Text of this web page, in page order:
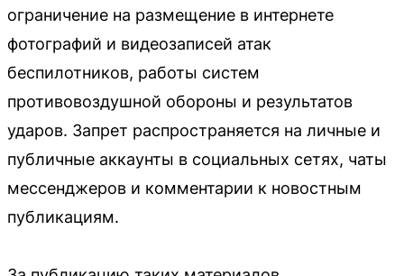
ограничение на размещение в интернете
фотографий и видеозаписей атак
беспилотников, работы систем
противовоздушной обороны и результатов
ударов. Запрет распространяется на личные и
публичные аккаунты в социальных сетях, чаты
мессенджеров и комментарии к новостным
публикациям.